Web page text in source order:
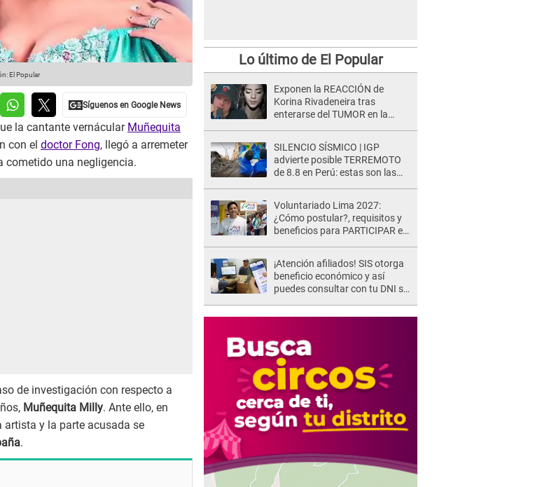
El Popular
la cantante vernácular Muñequita
con el doctor Fong, llegó a arremeter
cometido una negligencia.
de investigación con respecto a
Muñequita Milly. Ante ello, en
y la parte acusada se
.
Lo último de El Popular
Exponen la REACCIÓN de
Korina Rivadeneira tras
enterarse del TUMOR en la
estaba muy..."
SILENCIO SÍSMICO | IGP
advierte posible TERREMOTO
de 8.8 en Perú: estas son las
Voluntariado Lima 2027:
¿Cómo postular?, requisitos y
beneficios para PARTICIPAR en
¡Atención afiliados! SIS otorga
beneficio económico y así
puedes consultar con tu DNI si